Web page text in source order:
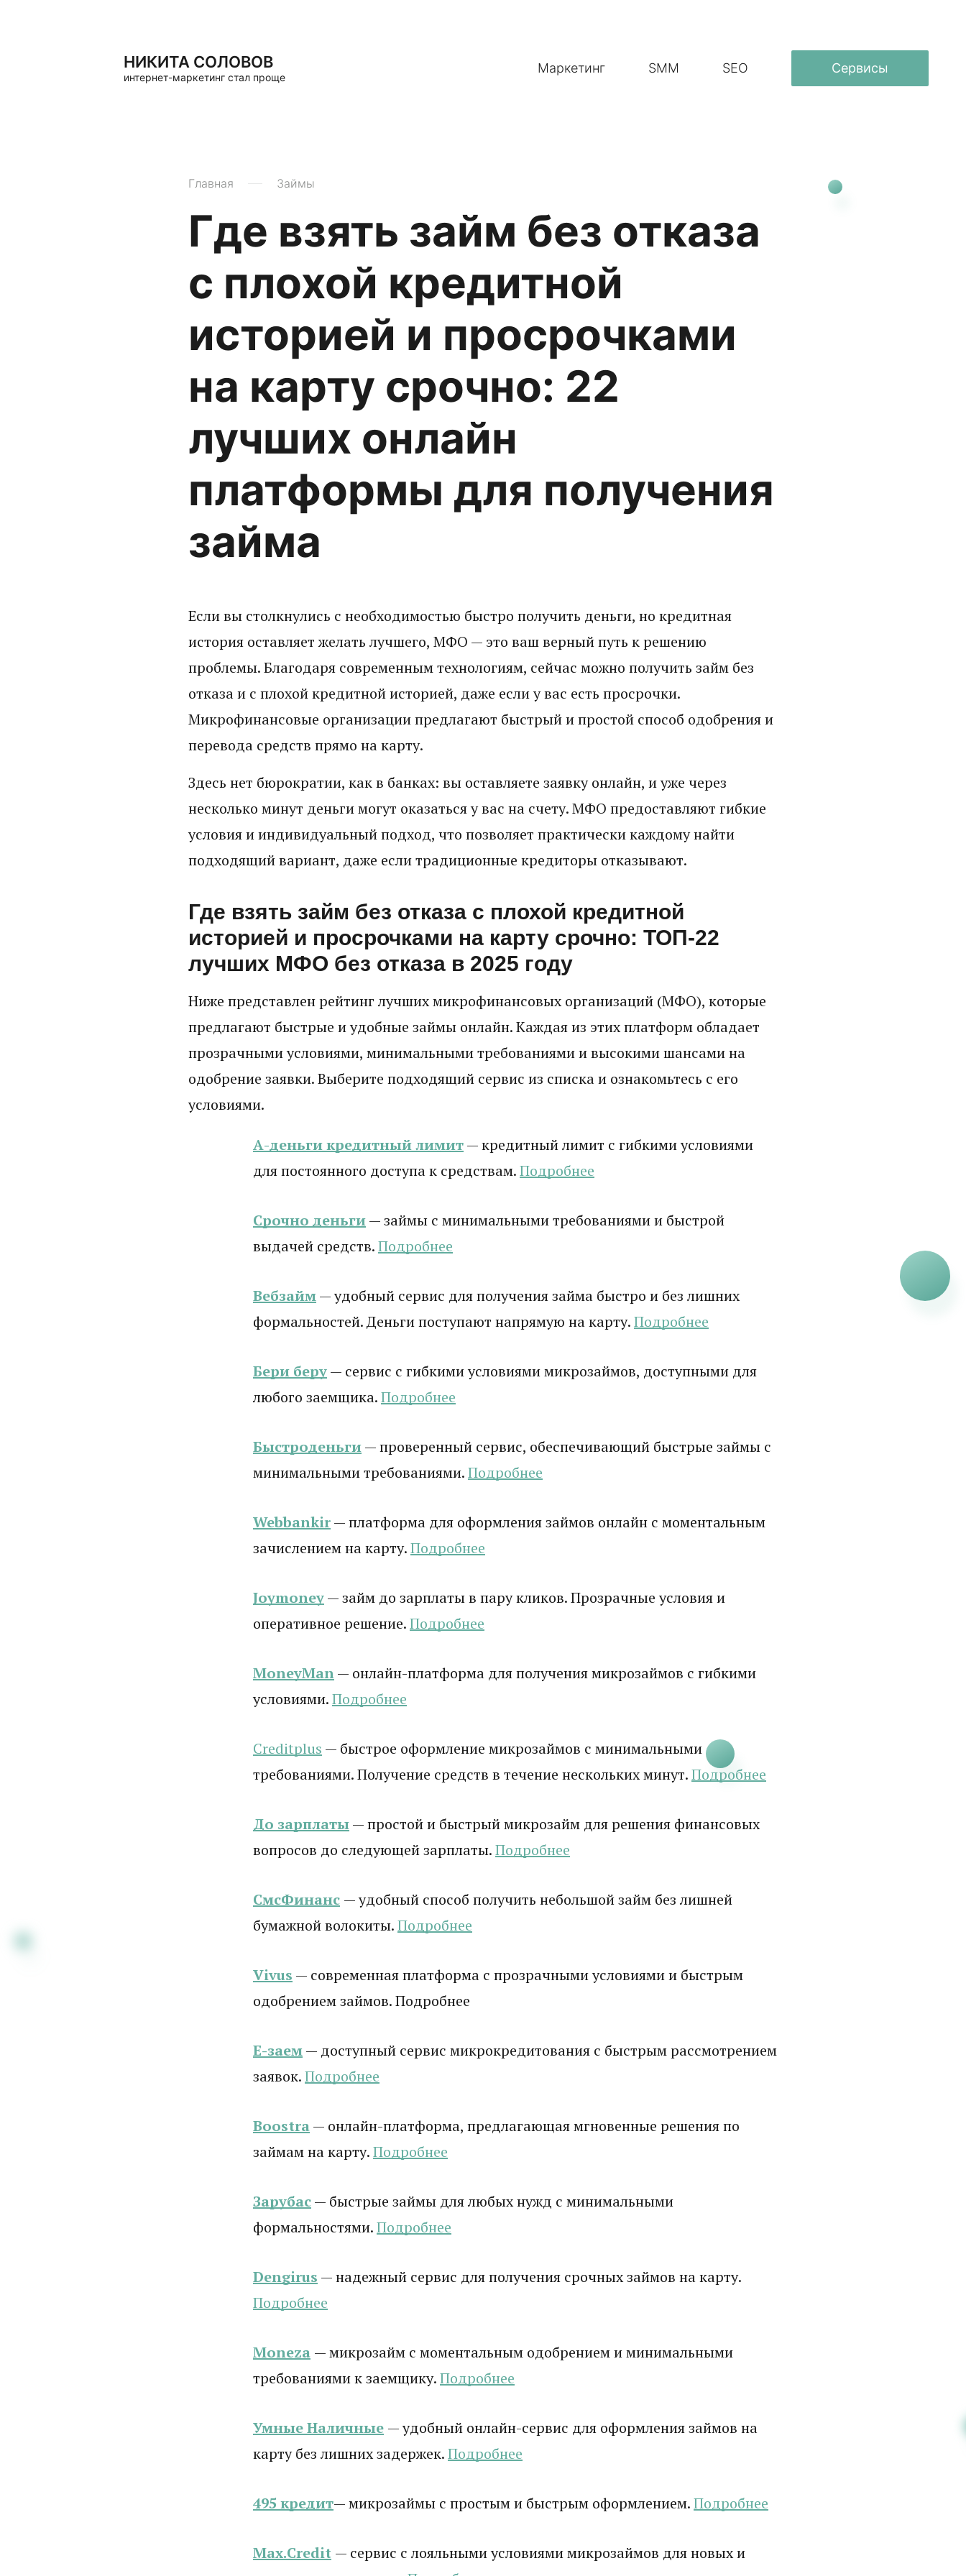
НИКИТА СОЛОВОВ
интернет-маркетинг стал проще
Маркетинг SMM SEO Сервисы
Главная Займы
Где взять займ без отказа
с плохой кредитной
историей и просрочками
на карту срочно: 22
лучших онлайн
платформы для получения
займа
Если вы столкнулись с необходимостью быстро получить деньги, но кредитная
история оставляет желать лучшего, МФО — это ваш верный путь к решению
проблемы. Благодаря современным технологиям, сейчас можно получить займ без
отказа и с плохой кредитной историей, даже если у вас есть просрочки.
Микрофинансовые организации предлагают быстрый и простой способ одобрения и
перевода средств прямо на карту.
Здесь нет бюрократии, как в банках: вы оставляете заявку онлайн, и уже через
несколько минут деньги могут оказаться у вас на счету. МФО предоставляют гибкие
условия и индивидуальный подход, что позволяет практически каждому найти
подходящий вариант, даже если традиционные кредиторы отказывают.
Где взять займ без отказа с плохой кредитной
историей и просрочками на карту срочно: ТОП-22
лучших МФО без отказа в 2025 году
Ниже представлен рейтинг лучших микрофинансовых организаций (МФО), которые
предлагают быстрые и удобные займы онлайн. Каждая из этих платформ обладает
прозрачными условиями, минимальными требованиями и высокими шансами на
одобрение заявки. Выберите подходящий сервис из списка и ознакомьтесь с его
условиями.
А-деньги кредитный лимит— кредитный лимит с гибкими условиями
для постоянного доступа к средствам.Подробнее
Срочно деньги— займы с минимальными требованиями и быстрой
выдачей средств.Подробнее
Вебзайм— удобный сервис для получения займа быстро и без лишних
формальностей. Деньги поступают напрямую на карту.Подробнее
Бери беру— сервис с гибкими условиями микрозаймов, доступными для
любого заемщика.Подробнее
Быстроденьги— проверенный сервис, обеспечивающий быстрые займы с
минимальными требованиями.Подробнее
Webbankir— платформа для оформления займов онлайн с моментальным
зачислением на карту.Подробнее
Joymoney— займ до зарплаты в пару кликов. Прозрачные условия и
оперативное решение.Подробнее
MoneyMan— онлайн-платформа для получения микрозаймов с гибкими
условиями.Подробнее
Creditplus — быстрое оформление микрозаймов с минимальными
требованиями. Получение средств в течение нескольких минут.Подробнее
До зарплаты— простой и быстрый микрозайм для решения финансовых
вопросов до следующей зарплаты.Подробнее
СмсФинанс — удобный способ получить небольшой займ без лишней
бумажной волокиты.Подробнее
Vivus — современная платформа с прозрачными условиями и быстрым
одобрением займов. Подробнее
Е-заем— доступный сервис микрокредитования с быстрым рассмотрением
заявок.Подробнее
Boostra— онлайн-платформа, предлагающая мгновенные решения по
займам на карту.Подробнее
Зарубас— быстрые займы для любых нужд с минимальными
формальностями.Подробнее
Dengirus — надежный сервис для получения срочных займов на карту.
Подробнее
Moneza — микрозайм с моментальным одобрением и минимальными
требованиями к заемщику.Подробнее
Умные Наличные — удобный онлайн-сервис для оформления займов на
карту без лишних задержек.Подробнее
495 кредит— микрозаймы с простым и быстрым оформлением.Подробнее
Max.Credit — сервис с лояльными условиями микрозаймов для новых и